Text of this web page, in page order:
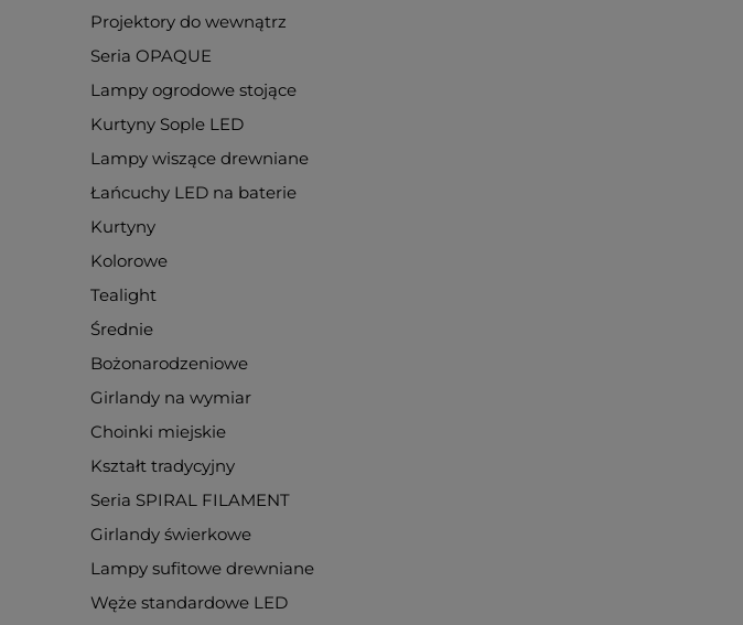
Projektory do wewnątrz
Seria OPAQUE
Lampy ogrodowe stojące
Kurtyny Sople LED
Lampy wiszące drewniane
Łańcuchy LED na baterie
Kurtyny
Kolorowe
Tealight
Średnie
Bożonarodzeniowe
Girlandy na wymiar
Choinki miejskie
Kształt tradycyjny
Seria SPIRAL FILAMENT
Girlandy świerkowe
Lampy sufitowe drewniane
Węże standardowe LED